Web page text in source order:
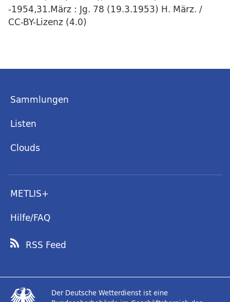
-1954,31.März : Jg. 78 (19.3.1953) H. März. /
CC-BY-Lizenz (4.0)
Sammlungen
Listen
Clouds
METLIS+
Hilfe/FAQ
RSS Feed
Der Deutsche Wetterdienst ist eine